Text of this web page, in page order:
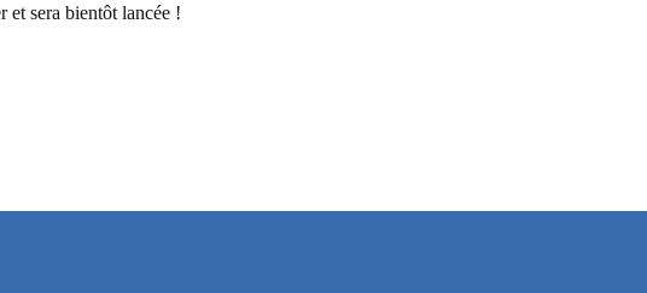
et sera bientôt lancée !